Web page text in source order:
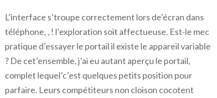
L’interface s’troupe correctement lors de’écran dans
téléphone, , ! l’exploration soit affectueuse. Est-le mec
pratique d’essayer le portail il existe le appareil variable
? De cet’ensemble, j’ai eu autant aperçu le portail,
complet lequel’c’est quelques petits position pour
parfaire. Leurs compétiteurs non cloison cocotent